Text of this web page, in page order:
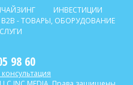
ИНВЕСТИЦИИ
B2B - ТОВАРЫ, ОБОРУДОВАНИЕ
98 60